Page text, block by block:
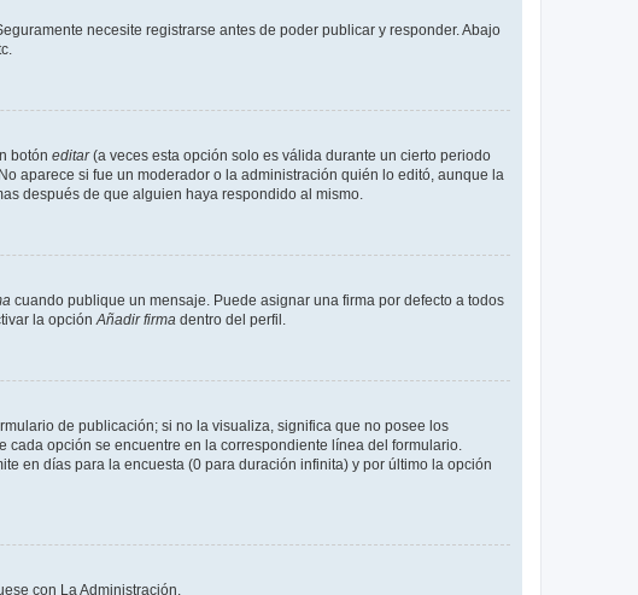
necesite registrarse antes de poder publicar y responder. Abajo
botón editar(a veces esta opción solo es válida durante un cierto periodo
aparece si fue un moderador o la administración quién lo editó, aunque la
después de que alguien haya respondido al mismo.
cuando publique un mensaje. Puede asignar una firma por defecto a todos
la opción Añadir firma dentro del perfil.
de publicación; si no la visualiza, significa que no posee los
opción se encuentre en la correspondiente línea del formulario.
en días para la encuesta (0 para duración infinita) y por último la opción
con La Administración.